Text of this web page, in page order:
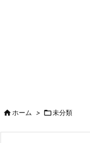
ホーム > 未分類